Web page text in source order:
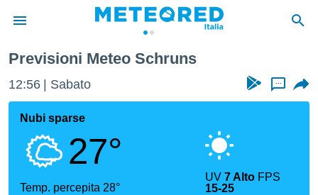
di
per
le
Previsioni Meteo Schruns
12:56 Sabato ...
Nubi sparse
27°
Temp. percepita 28°
UV7 Alto FPS
15-25